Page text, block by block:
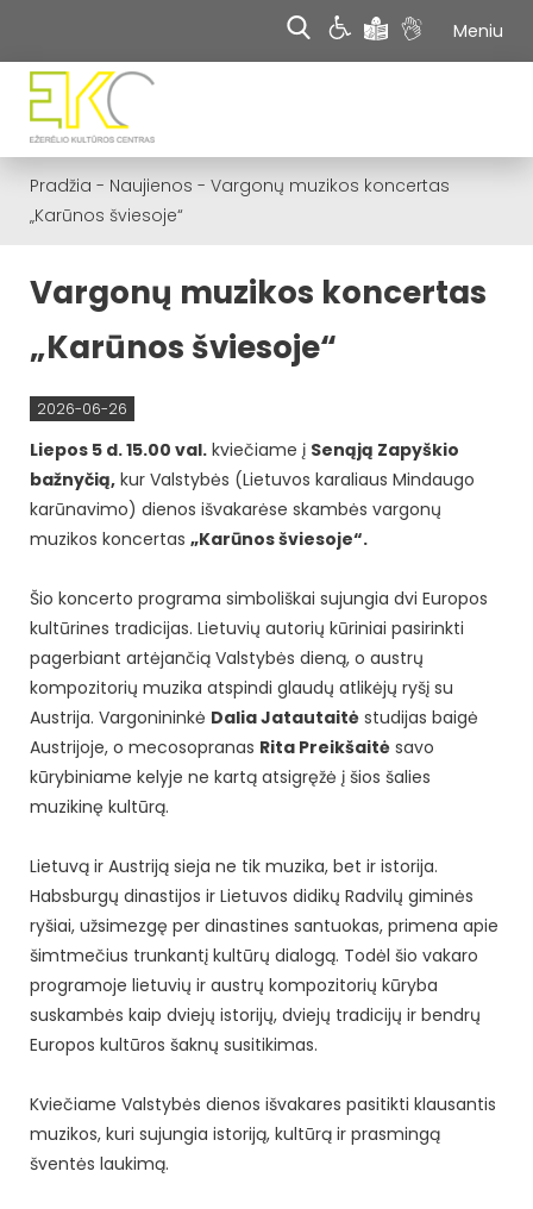
Meniu
Pradžia - Naujienos - Vargonų muzikos koncertas
„Karūnos šviesoje“
Vargonų muzikos koncertas
„Karūnos šviesoje“
2026-06-26
Liepos 5 d. 15.00 val. kviečiame į Senąją Zapyškio
bažnyčią, kur Valstybės (Lietuvos karaliaus Mindaugo
karūnavimo) dienos išvakarėse skambės vargonų
muzikos koncertas „Karūnos šviesoje“.
Šio koncerto programa simboliškai sujungia dvi Europos
kultūrines tradicijas. Lietuvių autorių kūriniai pasirinkti
pagerbiant artėjančią Valstybės dieną, o austrų
kompozitorių muzika atspindi glaudų atlikėjų ryšį su
Austrija. Vargonininkė Dalia Jatautaitė studijas baigė
Austrijoje, o mecosopranas Rita Preikšaitė savo
kūrybiniame kelyje ne kartą atsigręžė į šios šalies
muzikinę kultūrą.
Lietuvą ir Austriją sieja ne tik muzika, bet ir istorija.
Habsburgų dinastijos ir Lietuvos didikų Radvilų giminės
ryšiai, užsimezgę per dinastines santuokas, primena apie
šimtmečius trunkantį kultūrų dialogą. Todėl šio vakaro
programoje lietuvių ir austrų kompozitorių kūryba
suskambės kaip dviejų istorijų, dviejų tradicijų ir bendrų
Europos kultūros šaknų susitikimas.
Kviečiame Valstybės dienos išvakares pasitikti klausantis
muzikos, kuri sujungia istoriją, kultūrą ir prasmingą
šventės laukimą.